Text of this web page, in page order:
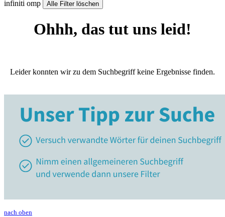
infiniti omp Alle Filter löschen
Ohhh, das tut uns leid!
Leider konnten wir zu dem Suchbegriff keine Ergebnisse finden.
nach oben